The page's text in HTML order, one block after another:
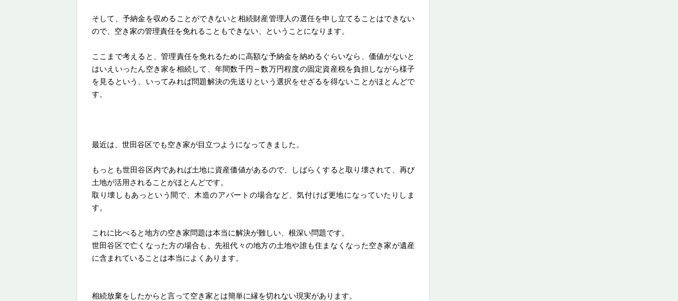
そして、予納金を収めることができないと相続財産管理人の選任を申し立てることはできない
ので、空き家の管理責任を免れることもできない、ということになります。
ここまで考えると、管理責任を免れるために高額な予納金を納めるぐらいなら、価値がないと
はいえいったん空き家を相続して、年間数千円～数万円程度の固定資産税を負担しながら様子
を見るという、いってみれば問題解決の先送りという選択をせざるを得ないことがほとんどで
す。
最近は、世田谷区でも空き家が目立つようになってきました。
もっとも世田谷区内であれば土地に資産価値があるので、しばらくすると取り壊されて、再び
土地が活用されることがほとんどです。
取り壊しもあっという間で、木造のアパートの場合など、気付けば更地になっていたりしま
す。
これに比べると地方の空き家問題は本当に解決が難しい、根深い問題です。
世田谷区で亡くなった方の場合も、先祖代々の地方の土地や誰も住まなくなった空き家が遺産
に含まれていることは本当によくあります。
相続放棄をしたからと言って空き家とは簡単に縁を切れない現実があります。